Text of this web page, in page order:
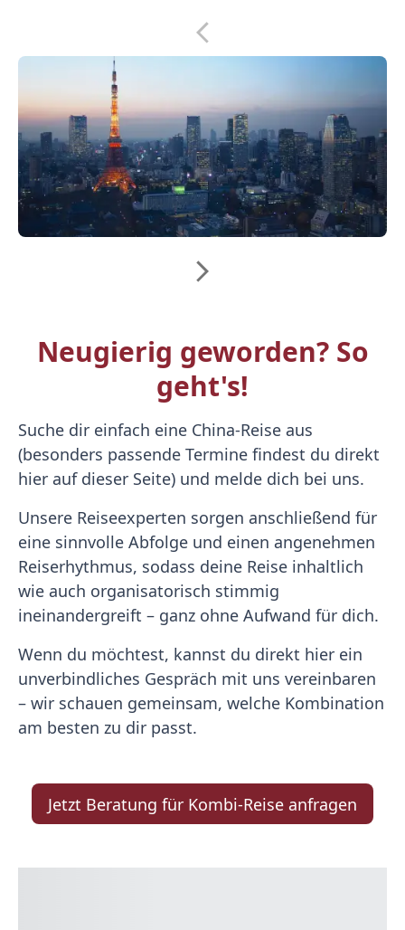
Neugierig geworden? So
geht's!
Suche dir einfach eine China-Reise aus
(besonders passende Termine findest du direkt
hier auf dieser Seite) und melde dich bei uns.
Unsere Reiseexperten sorgen anschließend für
eine sinnvolle Abfolge und einen angenehmen
Reiserhythmus, sodass deine Reise inhaltlich
wie auch organisatorisch stimmig
ineinandergreift – ganz ohne Aufwand für dich.
Wenn du möchtest, kannst du direkt hier ein
unverbindliches Gespräch mit uns vereinbaren
– wir schauen gemeinsam, welche Kombination
am besten zu dir passt.
Jetzt Beratung für Kombi-Reise anfragen